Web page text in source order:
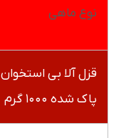
نوع ماهی
قزل آلا بی استخوان
پاک شده ۱۰۰۰ گرم